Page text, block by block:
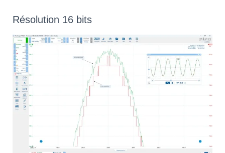
Résolution 16 bits